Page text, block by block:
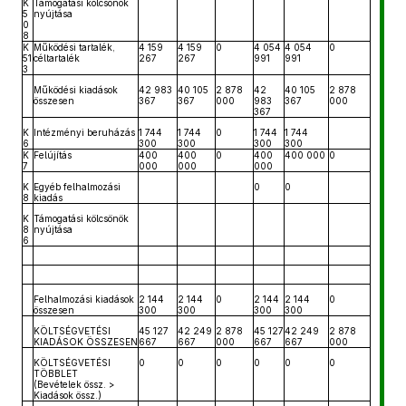
K
5
0
8
Támogatási kölcsönök
nyújtása
K
51
3
Működési tartalék,
céltartalék
4 159
267
4 159
267
0
4 054
991
4 054
991
0
Működési kiadások
összesen
42 983
367
40 105
367
2 878
000
42
983
367
40 105
367
2 878
000
K
6
Intézményi beruházás 1 744
300
1 744
300
0
1 744
300
1 744
300
K
7
Felújítás
400
000
400
000
0
400
000
400 000 0
K
8
Egyéb felhalmozási
kiadás
0 0
K
8
6
Támogatási kölcsönök
nyújtása
Felhalmozási kiadások
összesen
2 144
300
2 144
300
0
2 144
300
2 144
300
0
KÖLTSÉGVETÉSI
KIADÁSOK ÖSSZESEN
45 127
667
42 249
667
2 878
000
45 127
667
42 249
667
2 878
000
KÖLTSÉGVETÉSI
TÖBBLET
(Bevételek össz. >
Kiadások össz.)
0 0 0 0 0 0